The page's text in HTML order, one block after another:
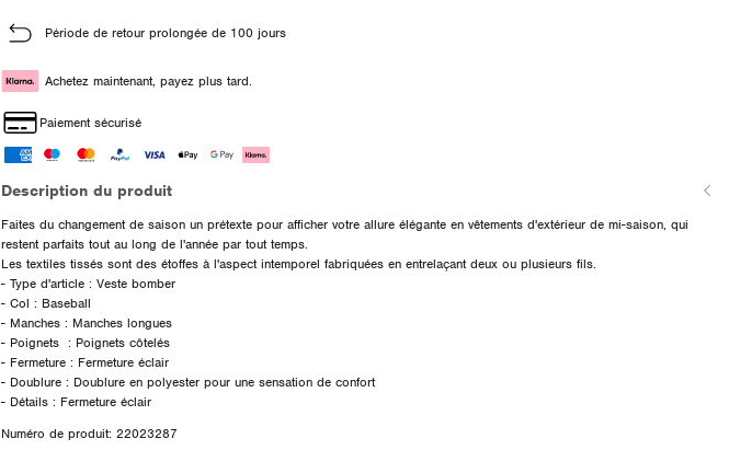
Période de retour prolongée de 100 jours
Achetez maintenant, payez plus tard.
Paiement sécurisé
Description du produit
Faites du changement de saison un prétexte pour afficher votre allure élégante en vêtements d'extérieur de mi-saison, qui
restent parfaits tout au long de l'année par tout temps.
Les textiles tissés sont des étoffes à l'aspect intemporel fabriquées en entrelaçant deux ou plusieurs fils.
- Type d'article : Veste bomber
- Col : Baseball
- Manches : Manches longues
- Poignets : Poignets côtelés
- Fermeture : Fermeture éclair
- Doublure : Doublure en polyester pour une sensation de confort
- Détails : Fermeture éclair
Numéro de produit: 22023287